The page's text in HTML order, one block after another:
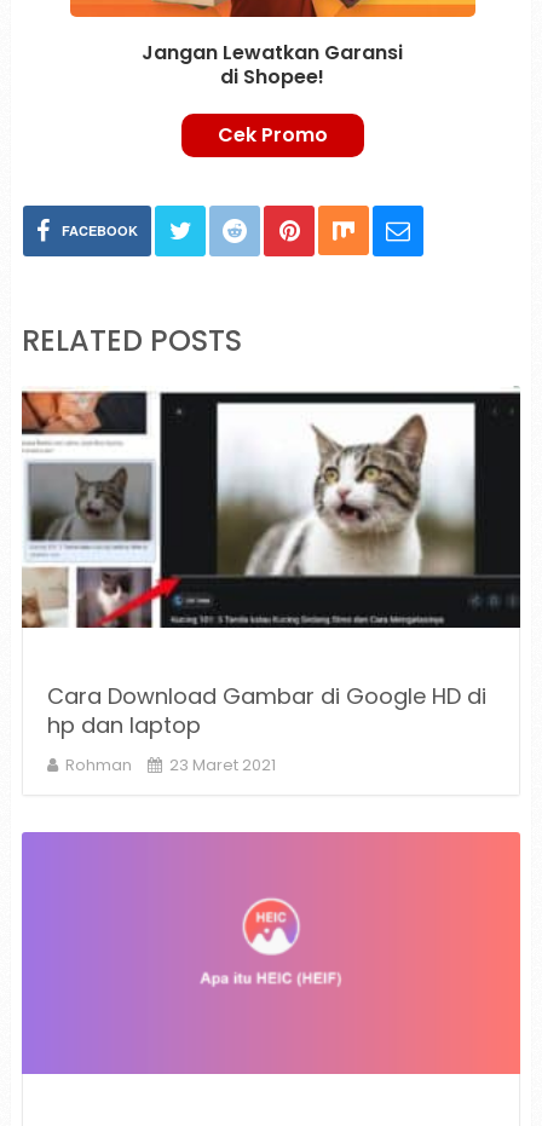
Jangan Lewatkan Garansi
di Shopee!
Cek Promo
FACEBOOK
RELATED POSTS
Cara Download Gambar di Google HD di
hp dan laptop
Rohman 23 Maret 2021